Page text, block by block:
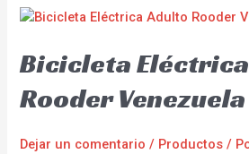
Bicicleta
Rooder Venezuela
Dejar un comentario / Productos /